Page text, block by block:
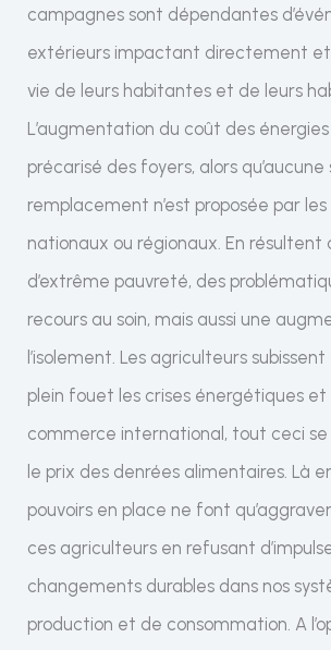
campagnes sont dépendantes
extérieurs impactant directement
vie de leurs habitantes et de leurs
L’augmentation du coût des
précarisé des foyers, alors qu’aucune
remplacement n’est proposée par les
nationaux ou régionaux. En résultent
d’extrême pauvreté, des
recours au soin, mais aussi une
l’isolement. Les agriculteurs
plein fouet les crises énergétiques et
commerce international, tout ceci
le prix des denrées alimentaires. Là
pouvoirs en place ne font
ces agriculteurs en refusant
changements durables dans nos
production et de consommation. A